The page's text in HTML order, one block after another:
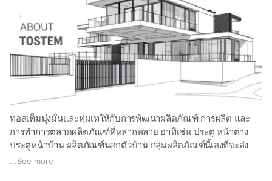
ทอสเท็มมุ่งมั่นและทุ่มเทให้กับการพัฒนาผลิตภัณฑ์ การผลิต และ
การทำการตลาดผลิตภัณฑ์ที่หลากหลาย อาทิเช่น ประตู หน้าต่าง
ประตูหน้าบ้าน ผลิตภัณฑ์นอกตัวบ้าน กลุ่มผลิตภัณฑ์นี้เองที่จะส่ง
มอบ “โซลูชั่นที่ตอบรับกับไลฟ์สไตล์ (Lifestyle Solutions)” ที่
...See more